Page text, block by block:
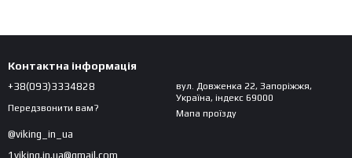
Контактна інформація
+38(093)3334828
Передзвонити вам?
@viking_in_ua
1viking.in.ua@gmail.com
вул. Довженка 22, Запоріжжя,
Україна, індекс 69000
Мапа проїзду